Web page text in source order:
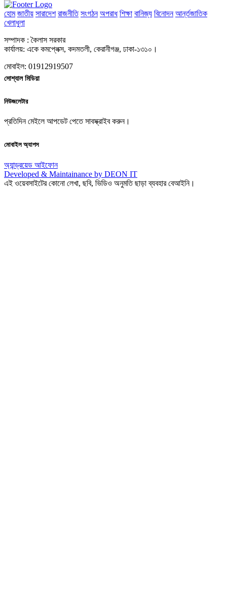
হোম জাতীয় সারাদেশ রাজনীতি সংগঠন অপরাধ শিক্ষা বানিজ্য বিনোদন আর্ন্তজাতিক
খেলাধুলা
সম্পাদক : কৈলাস সরকার
কার্যালয়: একে কমপ্লেক্স, কদমতলী, কেরানীগঞ্জ, ঢাকা-১৩১০।
মোবাইল: 01912919507
সোশ্যাল মিডিয়া
নিউজলেটার
প্রতিদিন মেইলে আপডেট পেতে সাবস্ক্রাইব করুন।
মোবাইল অ্যাপস
অ্যান্ড্রয়েড আইফোন
Developed & Maintainance by DEON IT
এই ওয়েবসাইটের কোনো লেখা, ছবি, ভিডিও অনুমতি ছাড়া ব্যবহার বেআইনি।